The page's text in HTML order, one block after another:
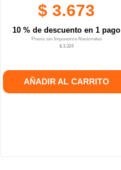
$ 3.673
10 % de descuento en 1 pago
Precio sin Impuestos Nacionales
$ 3.324
AÑADIR AL CARRITO